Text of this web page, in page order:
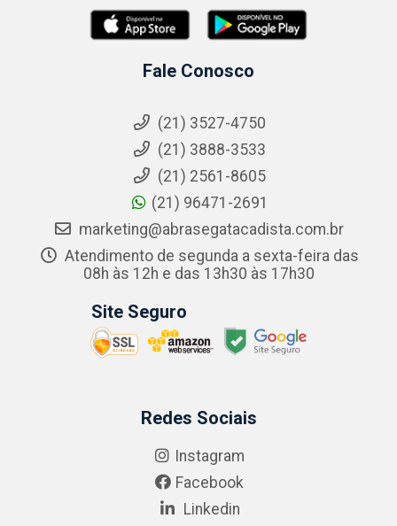
Fale Conosco
(21) 3527-4750
(21) 3888-3533
(21) 2561-8605
(21) 96471-2691
marketing@abrasegatacadista.com.br
Atendimento de segunda a sexta-feira das
08h às 12h e das 13h30 às 17h30
Site Seguro
Redes Sociais
Instagram
Facebook
Linkedin